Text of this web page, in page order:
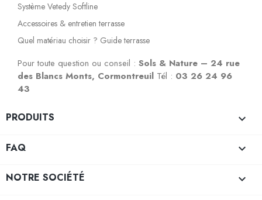
Système Vetedy Softline
Accessoires & entretien terrasse
Quel matériau choisir ? Guide terrasse
Pour toute question ou conseil : Sols & Nature – 24 rue
des Blancs Monts, Cormontreuil Tél : 03 26 24 96
43
PRODUITS 
FAQ 
NOTRE SOCIÉTÉ 